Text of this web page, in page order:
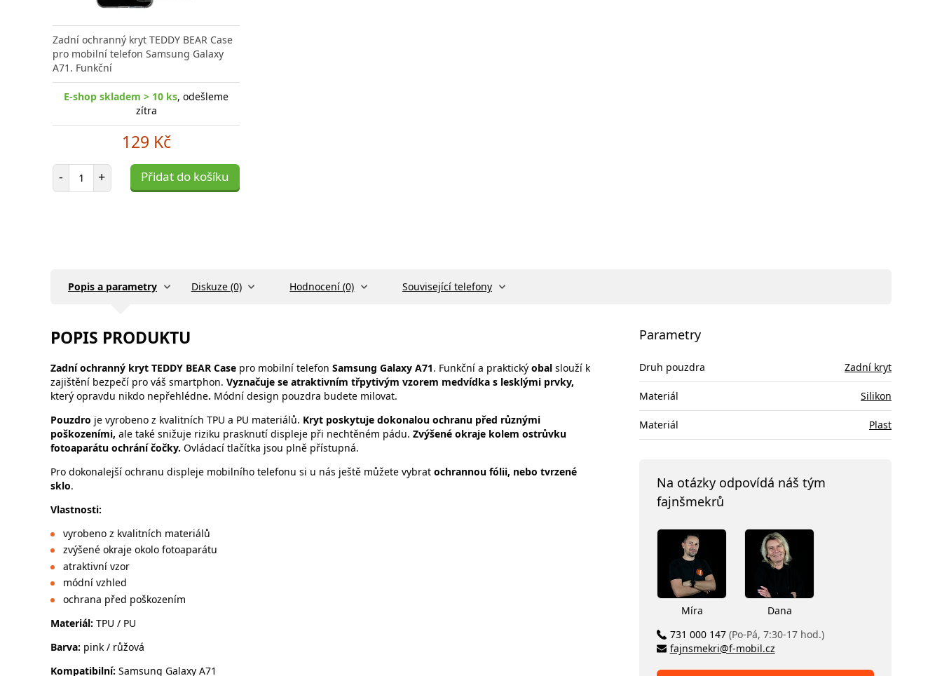
Zadní ochranný kryt TEDDY BEAR Case
pro mobilní telefon Samsung Galaxy
A71. Funkční
E-shop skladem > 10 ks, odešleme
zítra
129 Kč
- Počet položek
+ Přidat do košíku
Popis a parametry Diskuze (0) Hodnocení (0) Související telefony
POPIS PRODUKTU
Zadní ochranný kryt TEDDY BEAR Case pro mobilní telefon Samsung Galaxy A71. Funkční a praktický obal slouží k
zajištění bezpečí pro váš smartphon. Vyznačuje se atraktivním třpytivým vzorem medvídka s lesklými prvky,
který opravdu nikdo nepřehlédne. Módní design pouzdra budete milovat.
Pouzdro je vyrobeno z kvalitních TPU a PU materiálů. Kryt poskytuje dokonalou ochranu před různými
poškozeními, ale také snižuje riziku prasknutí displeje při nechtěném pádu. Zvýšené okraje kolem ostrůvku
fotoaparátu ochrání čočky. Ovládací tlačítka jsou plně přístupná.
Pro dokonalejší ochranu displeje mobilního telefonu si u nás ještě můžete vybrat ochrannou fólii, nebo tvrzené
sklo.
Vlastnosti:
vyrobeno z kvalitních materiálů
zvýšené okraje okolo fotoaparátu
atraktivní vzor
módní vzhled
ochrana před poškozením
Materiál: TPU / PU
Barva: pink / růžová
Kompatibilní: Samsung Galaxy A71
Parametry
Druh pouzdra Zadní kryt
Materiál Silikon
Materiál Plast
Na otázky odpovídá náš tým
fajnšmekrů
Míra
Dana
731 000 147 (Po-Pá, 7:30-17 hod.)
fajnsmekri@f-mobil.cz